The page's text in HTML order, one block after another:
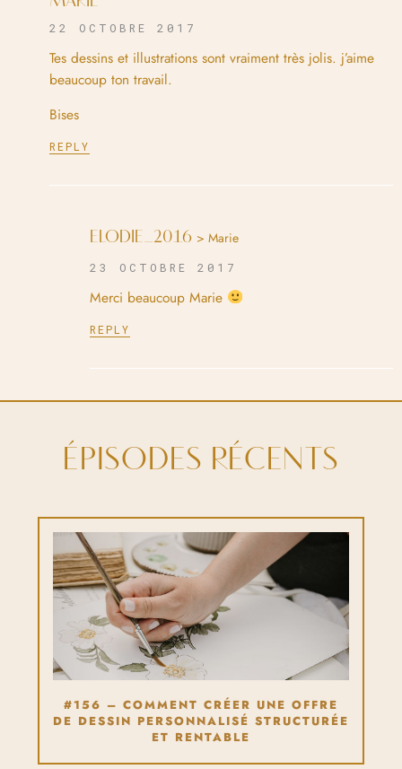
22 OCTOBRE 2017
Tes dessins et illustrations sont vraiment très jolis. j’aime
beaucoup ton travail.
Bises
REPLY
ELODIE_2016 > Marie
23 OCTOBRE 2017
Merci beaucoup Marie
REPLY
ÉPISODES RÉCENTS
#156 – COMMENT CRÉER UNE OFFRE
DE DESSIN PERSONNALISÉ STRUCTURÉE
ET RENTABLE